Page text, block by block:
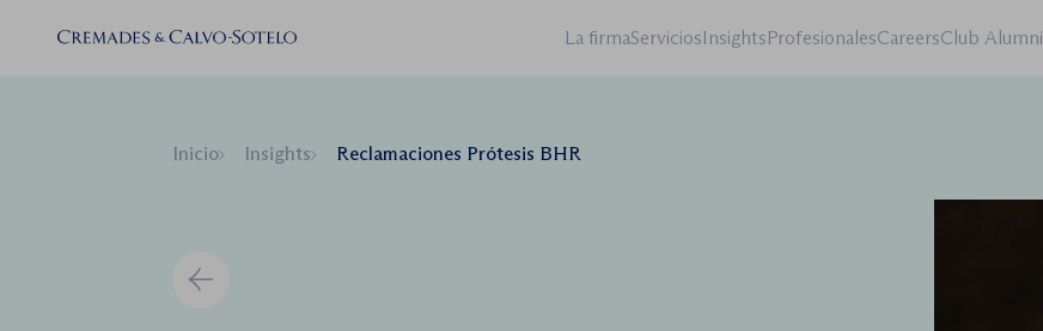
La firmaServiciosInsightsProfesionalesCareersClub Alumni
Inicio Insights Reclamaciones Prótesis BHR